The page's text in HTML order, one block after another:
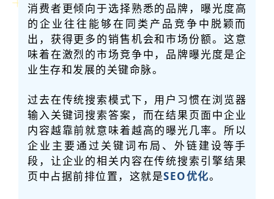
消费者更倾向于选择熟悉的品牌，曝光度高
的企业往往能够在同类产品竞争中脱颖而
出，获得更多的销售机会和市场份额。这意
味着在激烈的市场竞争中，品牌曝光度是企
业生存和发展的关键命脉。
过去在传统搜索模式下，用户习惯在浏览器
输入关键词搜索答案，而在结果页面中企业
内容越靠前就意味着越高的曝光几率。所以
企业主要通过关键词布局、外链建设等手
段，让企业的相关内容在传统搜索引擎结果
页中占据前排位置，这就是SEO优化。